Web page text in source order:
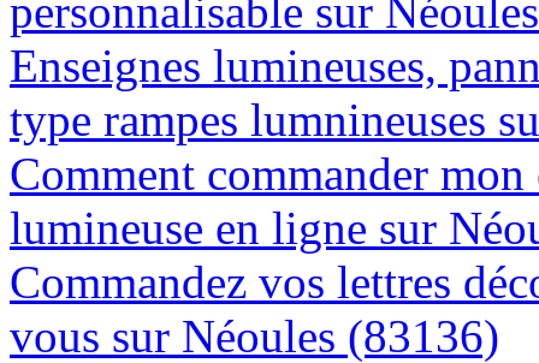
personnalisable sur
Enseignes lumineuses,
type rampes lumnineuses
Comment commander
lumineuse en ligne sur
Commandez vos lettres
vous sur Néoules (83136)